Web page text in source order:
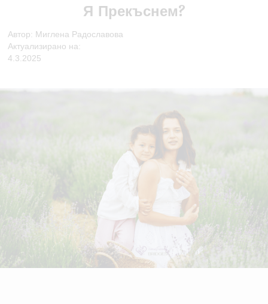
Я Прекъснем?
Автор: Миглена Радославова
Актуализирано на:
4.3.2025